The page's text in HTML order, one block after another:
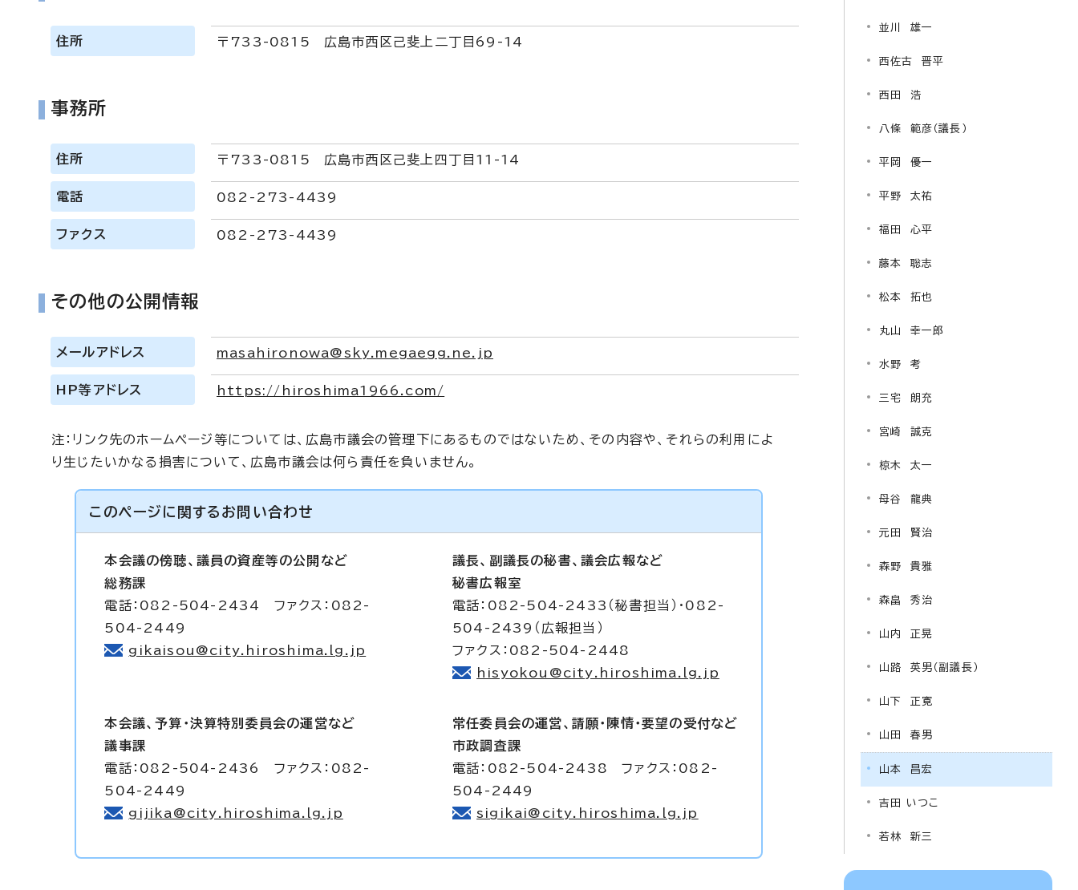
住所 〒733-0815 広島市西区己斐上二丁目69-14
事務所
住所 〒733-0815 広島市西区己斐上四丁目11-14
電話 082-273-4439
ファクス 082-273-4439
その他の公開情報
メールアドレス masahironowa@sky.megaegg.ne.jp
HP等アドレス https://hiroshima1966.com/
注：リンク先のホームページ等については、広島市議会の管理下にあるものではないため、その内容や、それらの利用によ
り生じたいかなる損害について、広島市議会は何ら責任を負いません。
このページに関する お問い合わせ
本会議の傍聴、議員の資産等の公開など
総務課
電話：082-504-2434 ファクス：082-
504-2449
gikaisou@city.hiroshima.lg.jp
議長、副議長の秘書、議会広報など
秘書広報室
電話：082-504-2433（秘書担当）・082-
504-2439（広報担当）
ファクス：082-504-2448
hisyokou@city.hiroshima.lg.jp
本会議、予算・決算特別委員会の運営など
議事課
電話：082-504-2436 ファクス：082-
504-2449
gijika@city.hiroshima.lg.jp
常任委員会の運営、請願・陳情・要望の受付など
市政調査課
電話：082-504-2438 ファクス：082-
504-2449
sigikai@city.hiroshima.lg.jp
並川 雄一
西佐古 晋平
西田 浩
八條 範彦（議長）
平岡 優一
平野 太祐
福田 心平
藤本 聡志
松本 拓也
丸山 幸一郎
水野 考
三宅 朗充
宮崎 誠克
椋木 太一
母谷 龍典
元田 賢治
森野 貴雅
森畠 秀治
山内 正晃
山路 英男（副議長）
山下 正寛
山田 春男
山本 昌宏
吉田 いつこ
若林 新三